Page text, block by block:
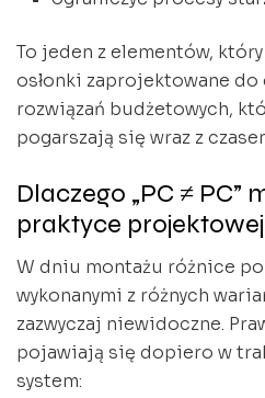
To jeden z elementów,
osłonki zaprojektowane do
rozwiązań budżetowych,
pogarszają się wraz z
Dlaczego „PC ≠ PC”
praktyce projektowej
W dniu montażu różnice
wykonanymi z różnych
zazwyczaj niewidoczne.
pojawiają się dopiero w
system: